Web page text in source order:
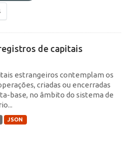
de capitais
estrangeiros contemplam os
criadas ou encerradas
base, no âmbito do sistema de
JSON